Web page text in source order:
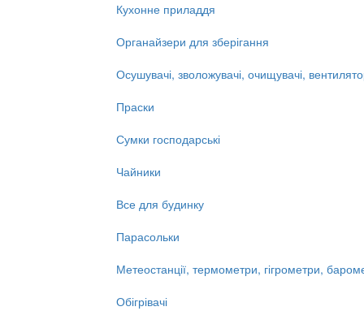
Кухонне приладдя
Органайзери для зберігання
Осушувачі, зволожувачі, очищувачі,
Праски
Сумки господарські
Чайники
Все для будинку
Парасольки
Метеостанції, термометри, гігрометри,
Обігрівачі